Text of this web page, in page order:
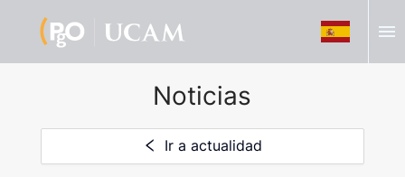
menu
Noticias
Ir a actualidad